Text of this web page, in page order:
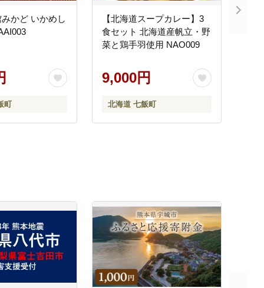
かど いかめし
町
【北海道スープカレー】3
食セット 北海道産帆立・野
菜と鶏手羽使用 NAO009
9,000円
北海道 七飯町